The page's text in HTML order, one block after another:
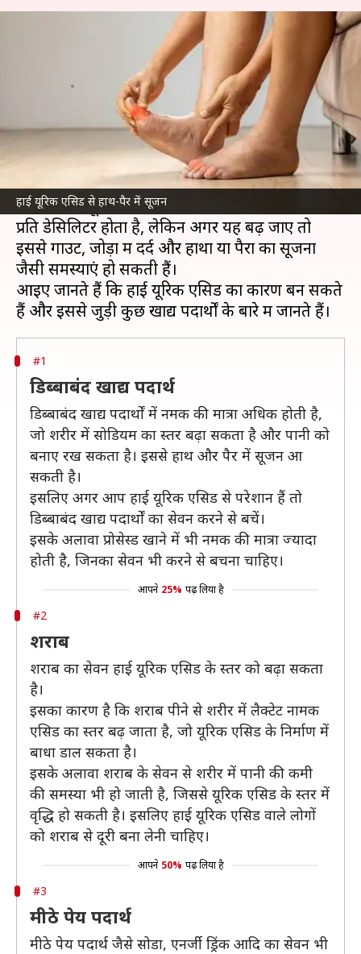
हाई यूरिक एसिड से हाथ-पैर में सूजन
हाई यूरिक एसिड के कारण हाथ-पैर
सूज जाते हैं? न खाएं ये खाद्य पदार्थ
Jul 09, 2026 02:31 pm
क्या है खबर?
यूरिक एसिड खून में मौजूद एक रसायन है, जो शरीर में
प्यूरीन नामक पदार्थ के टूटने से बनता है।
आमतौर पर यूरिक एसिड का स्तर 3.4 से 7.0 मिलीग्राम
प्रति डेसिलिटर होता है, लेकिन अगर यह बढ़ जाए तो
इससे गाउट, जोड़ों में दर्द और हाथों या पैरों का सूजना
जैसी समस्याएं हो सकती हैं।
आइए जानते हैं कि हाई यूरिक एसिड का कारण बन सकते
#1
डिब्बाबंद खाद्य पदार्थ
डिब्बाबंद खाद्य पदार्थों में नमक की मात्रा अधिक होती है,
जो शरीर में सोडियम का स्तर बढ़ा सकता है और पानी को
बनाए रख सकता है। इससे हाथ और पैर में सूजन आ
सकती है।
इसलिए अगर आप हाई यूरिक एसिड से परेशान हैं तो
डिब्बाबंद खाद्य पदार्थों का सेवन करने से बचें।
इसके अलावा प्रोसेस्ड खाने में भी नमक की मात्रा ज्यादा
होती है, जिनका सेवन भी करने से बचना चाहिए।
आपने 25% पढ़ लिया है
#2
शराब
शराब का सेवन हाई यूरिक एसिड के स्तर को बढ़ा सकता
है।
इसका कारण है कि शराब पीने से शरीर में लैक्टेट नामक
एसिड का स्तर बढ़ जाता है, जो यूरिक एसिड के निर्माण में
बाधा डाल सकता है।
इसके अलावा शराब के सेवन से शरीर में पानी की कमी
की समस्या भी हो जाती है, जिससे यूरिक एसिड के स्तर में
वृद्धि हो सकती है। इसलिए हाई यूरिक एसिड वाले लोगों
को शराब से दूरी बना लेनी चाहिए।
आपने 50% पढ़ लिया है
#3
मीठे पेय पदार्थ
मीठे पेय पदार्थ जैसे सोडा, एनर्जी ड्रिंक आदि का सेवन भी